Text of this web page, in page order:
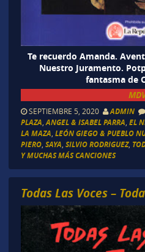
Te recuerdo Amanda.
Nuestro Juramento.
fantasma de
SEPTIEMBRE 5, 2020 ADMIN
PLAZA ANGEL & ISABEL PARRA EL
LA MAZA LEÓN GIEGO & PUEBLO
PIERO, SAYA SILVIO RODRIGUEZ,
Y MUCHAS MÁS CANCIONES
Todas Las Voces –